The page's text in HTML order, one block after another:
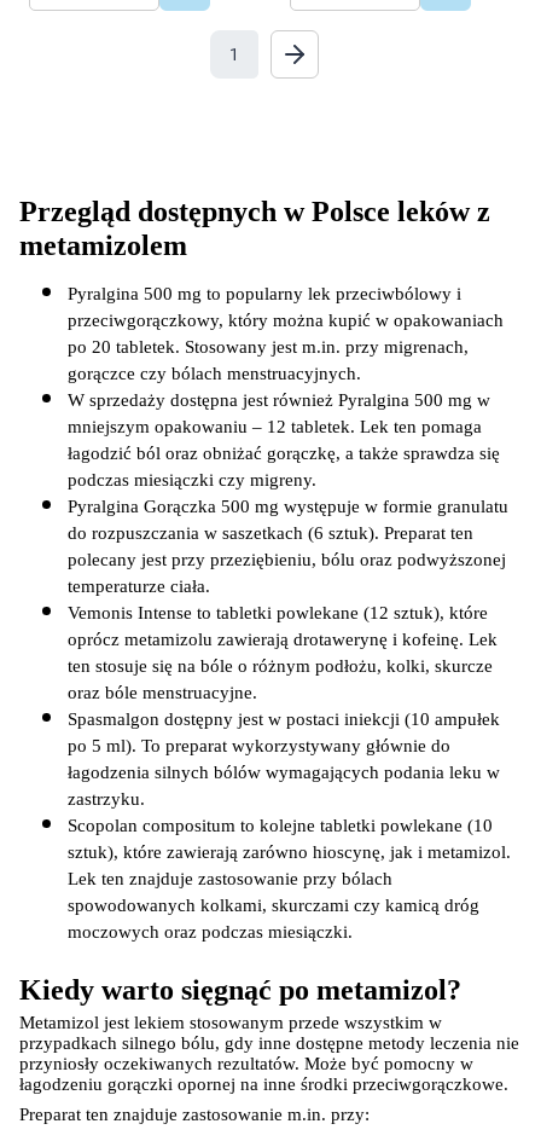
1
Przegląd dostępnych w Polsce leków z
metamizolem
Pyralgina 500 mg to popularny lek przeciwbólowy i
przeciwgorączkowy, który można kupić w opakowaniach
po 20 tabletek. Stosowany jest m.in. przy migrenach,
gorączce czy bólach menstruacyjnych.
W sprzedaży dostępna jest również Pyralgina 500 mg w
mniejszym opakowaniu – 12 tabletek. Lek ten pomaga
łagodzić ból oraz obniżać gorączkę, a także sprawdza się
podczas miesiączki czy migreny.
Pyralgina Gorączka 500 mg występuje w formie granulatu
do rozpuszczania w saszetkach (6 sztuk). Preparat ten
polecany jest przy przeziębieniu, bólu oraz podwyższonej
temperaturze ciała.
Vemonis Intense to tabletki powlekane (12 sztuk), które
oprócz metamizolu zawierają drotawerynę i kofeinę. Lek
ten stosuje się na bóle o różnym podłożu, kolki, skurcze
oraz bóle menstruacyjne.
Spasmalgon dostępny jest w postaci iniekcji (10 ampułek
po 5 ml). To preparat wykorzystywany głównie do
łagodzenia silnych bólów wymagających podania leku w
zastrzyku.
Scopolan compositum to kolejne tabletki powlekane (10
sztuk), które zawierają zarówno hioscynę, jak i metamizol.
Lek ten znajduje zastosowanie przy bólach
spowodowanych kolkami, skurczami czy kamicą dróg
moczowych oraz podczas miesiączki.
Kiedy warto sięgnąć po metamizol?
Metamizol jest lekiem stosowanym przede wszystkim w
przypadkach silnego bólu, gdy inne dostępne metody leczenia nie
przyniosły oczekiwanych rezultatów. Może być pomocny w
łagodzeniu gorączki opornej na inne środki przeciwgorączkowe.
Preparat ten znajduje zastosowanie m.in. przy: